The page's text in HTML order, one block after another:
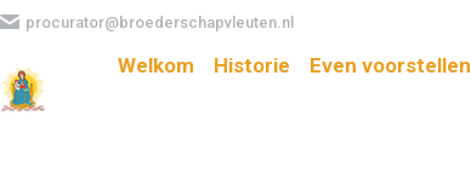
procurator@broederschapvleuten.nl
Welkom Historie Even voorstellen